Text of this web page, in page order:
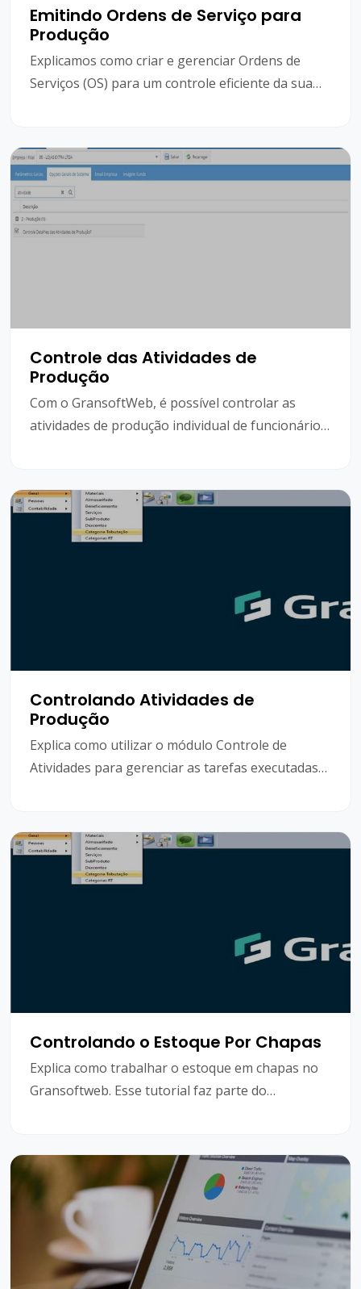
Emitindo Ordens de Serviço para
Produção
Explicamos como criar e gerenciar Ordens de
Serviços (OS) para um controle eficiente da sua
Controle das Atividades de
Produção
Com o GransoftWeb, é possível controlar as
atividades de produção individual de funcionários
colocação.
Controlando Atividades de
Produção
Explica como utilizar o módulo Controle de
Atividades para gerenciar as tarefas executadas
Controlando o Estoque Por Chapas
Explica como trabalhar o estoque em chapas no
Gransoftweb. Esse tutorial faz parte do
saída ou baixa do estoque.